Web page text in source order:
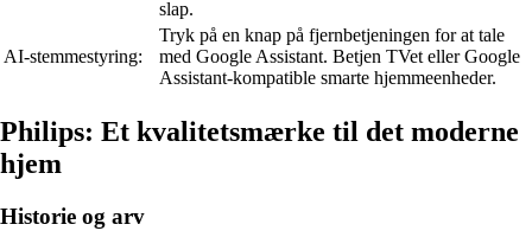
slap.
AI-stemmestyring:
Tryk på en knap på fjernbetjeningen for at tale
med Google Assistant. Betjen TVet eller Google
Assistant-kompatible smarte hjemmeenheder.
Philips: Et kvalitetsmærke til det moderne
hjem
Historie og arv